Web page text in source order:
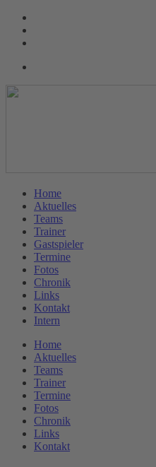
Home
Aktuelles
Teams
Trainer
Gastspieler
Termine
Fotos
Chronik
Links
Kontakt
Intern
Home
Aktuelles
Teams
Trainer
Termine
Fotos
Chronik
Links
Kontakt